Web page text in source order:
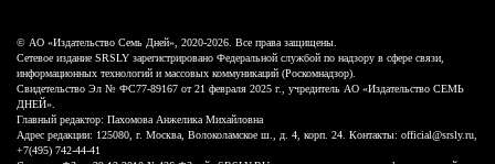
© АО «Издательство Семь Дней», 2020-2026. Все права защищены.
Сетевое издание SRSLY зарегистрировано Федеральной службой по надзору в сфере связи,
информационных технологий и массовых коммуникаций (Роскомнадзор).
Свидетельство Эл № ФС77-89167 от 21 февраля 2025 г., учредитель АО «Издательство СЕМЬ
ДНЕЙ».
Главный редактор: Пахомова Анжелика Михайловна
Адрес редакции: 125080, г. Москва, Волоколамское ш., д. 4, корп. 24. Контакты: official@srsly.ru,
+7(495) 742-44-41